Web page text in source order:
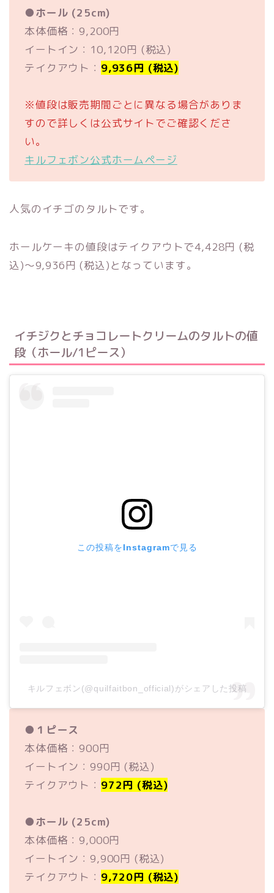
●ホール (25cm)
本体価格：9,200円
イートイン：10,120円 (税込)
テイクアウト： 9,936円 (税込)
※値段は販売期間ごとに異なる場合がありま
すので詳しくは公式サイトでご確認くださ
い。
キルフェボン公式ホームページ
人気のイチゴのタルトです。
ホールケーキの値段はテイクアウトで4,428円 (税
込)〜9,936円 (税込)となっています。
イチジクとチョコレートクリームのタルトの値
段（ホール/1ピース）
この投稿をInstagramで見る
キルフェボン(@quilfaitbon_official)がシェアした投稿
● １ピース
本体価格：900円
イートイン：990円 (税込)
テイクアウト： 972円 (税込)
●ホール (25cm)
本体価格：9,000円
イートイン：9,900円 (税込)
テイクアウト： 9,720円 (税込)